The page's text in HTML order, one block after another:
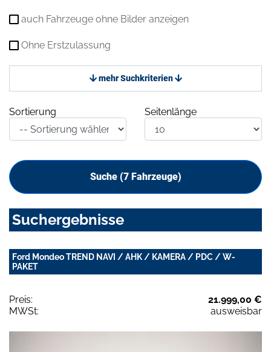
auch Fahrzeuge ohne Bilder anzeigen
Ohne Erstzulassung
mehr Suchkriterien
Sortierung Seitenlänge
Suche (7Fahrzeuge)
Suchergebnisse
Ford Mondeo TREND NAVI / AHK / KAMERA / PDC / W-
PAKET
Preis:
21.999,00 €
MWSt:
ausweisbar